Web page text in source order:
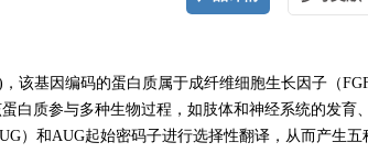
该基因编码的蛋白质属于成纤维细胞生长因子（
白质参与多种生物过程，如肢体和神经系统的发
）和AUG起始密码子进行选择性翻译，从而产生